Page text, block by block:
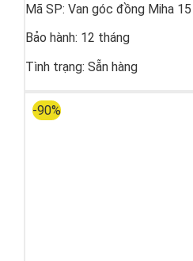
Mã SP: Van góc đồng Miha
Bảo hành: 12 tháng
Tình trạng: Sẵn hàng
-90%